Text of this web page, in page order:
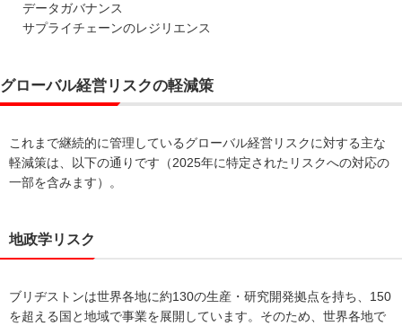
データガバナンス
サプライチェーンのレジリエンス
グローバル経営リスクの軽減策
これまで継続的に管理しているグローバル経営リスクに対する主な
軽減策は、以下の通りです（2025年に特定されたリスクへの対応の
一部を含みます）。
地政学リスク
ブリヂストンは世界各地に約130の生産・研究開発拠点を持ち、150
を超える国と地域で事業を展開しています。そのため、世界各地で